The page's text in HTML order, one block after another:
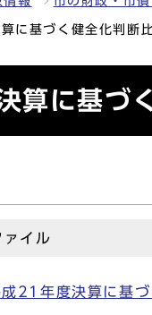
に基づく健全化判断
算に基づ
ァイル
成21年度決算に基